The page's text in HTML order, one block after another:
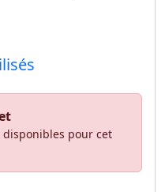
pour cet